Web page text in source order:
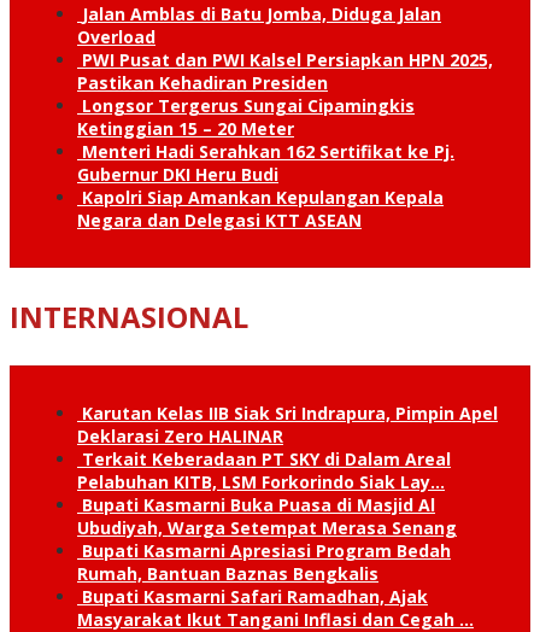
Jalan Amblas di Batu Jomba, Diduga Jalan
Overload
PWI Pusat dan PWI Kalsel Persiapkan HPN 2025,
Pastikan Kehadiran Presiden
Longsor Tergerus Sungai Cipamingkis
Ketinggian 15 – 20 Meter
Menteri Hadi Serahkan 162 Sertifikat ke Pj.
Gubernur DKI Heru Budi
Kapolri Siap Amankan Kepulangan Kepala
Negara dan Delegasi KTT ASEAN
INTERNASIONAL
Karutan Kelas IIB Siak Sri Indrapura, Pimpin Apel
Deklarasi Zero HALINAR
Terkait Keberadaan PT SKY di Dalam Areal
Pelabuhan KITB, LSM Forkorindo Siak Lay…
Bupati Kasmarni Buka Puasa di Masjid Al
Ubudiyah, Warga Setempat Merasa Senang
Bupati Kasmarni Apresiasi Program Bedah
Rumah, Bantuan Baznas Bengkalis
Bupati Kasmarni Safari Ramadhan, Ajak
Masyarakat Ikut Tangani Inflasi dan Cegah …